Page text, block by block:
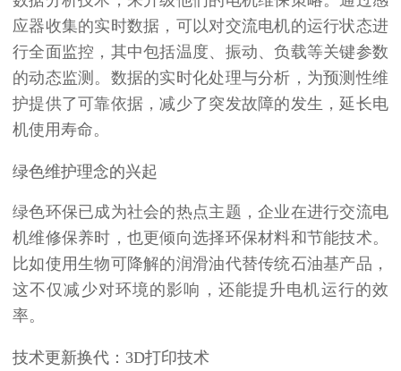
应器收集的实时数据，可以对交流电机的运行状态进
行全面监控，其中包括温度、振动、负载等关键参数
的动态监测。数据的实时化处理与分析，为预测性维
护提供了可靠依据，减少了突发故障的发生，延长电
机使用寿命。
绿色维护理念的兴起
绿色环保已成为社会的热点主题，企业在进行交流电
机维修保养时，也更倾向选择环保材料和节能技术。
比如使用生物可降解的润滑油代替传统石油基产品，
这不仅减少对环境的影响，还能提升电机运行的效
率。
技术更新换代：3D打印技术